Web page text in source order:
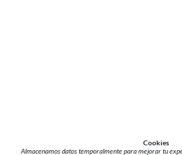
Cookies
Almacenamos datos temporalmente para mejorar tu